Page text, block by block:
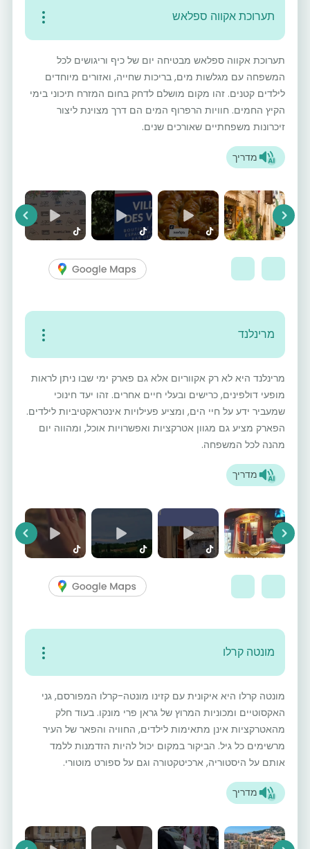
תערוכת אקווה ספלאש
תערוכת אקווה ספלאש מבטיחה יום של כיף וריגושים לכל
המשפחה עם מגלשות מים, בריכות שחייה, ואזורים מיוחדים
לילדים קטנים. זהו מקום מושלם לדחק בחום המזרח תיכוני בימי
הקיץ החמים. חוויות הרפרוף המים הם דרך מצוינת ליצור
זיכרונות משפחתיים שאורכים שנים.
מדריך
Next
מרינלנד
מרינלנד היא לא רק אקווריום אלא גם פארק ימי שבו ניתן לראות
מופעי דולפינים, כרישים ובעלי חיים אחרים. זהו יעד חינוכי
שמעביר ידע על חיי הים, ומציע פעילויות אינטראקטיביות לילדים.
הפארק מציע גם מגוון אטרקציות ואפשרויות אוכל, ומהווה יום
מהנה לכל המשפחה.
מדריך
Next
מונטה קרלו
מונטה קרלו היא איקונית עם קזינו מונטה-קרלו המפורסם, גני
האקסוטיים ומכוניות המרוץ של גראן פרי מונקו. בעוד חלק
מהאטרקציות אינן מתאימות לילדים, החוויה והפאר של העיר
מרשימים כל גיל. הביקור במקום יכול להיות הזדמנות ללמד
אותם על היסטוריה, ארכיטקטורה וגם על ספורט מוטורי.
מדריך